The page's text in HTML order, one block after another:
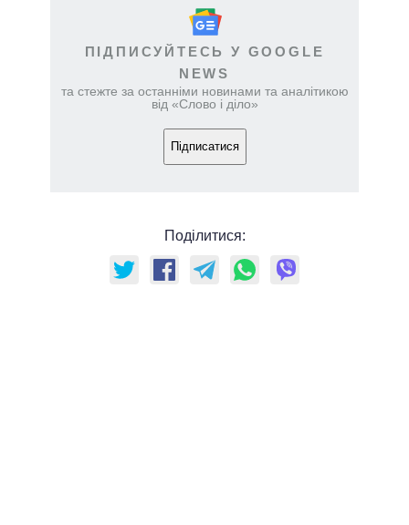
ПІДПИСУЙТЕСЬ У GOOGLE
NEWS
та стежте за останніми новинами та аналітикою
від «Слово і діло»
Підписатися
Поділитися: